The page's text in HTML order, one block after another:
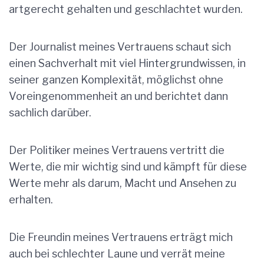
artgerecht gehalten und geschlachtet wurden.
Der Journalist meines Vertrauens schaut sich
einen Sachverhalt mit viel Hintergrundwissen, in
seiner ganzen Komplexität, möglichst ohne
Voreingenommenheit an und berichtet dann
sachlich darüber.
Der Politiker meines Vertrauens vertritt die
Werte, die mir wichtig sind und kämpft für diese
Werte mehr als darum, Macht und Ansehen zu
erhalten.
Die Freundin meines Vertrauens erträgt mich
auch bei schlechter Laune und verrät meine